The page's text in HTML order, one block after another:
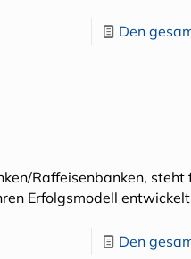
Den
Raffeisenbanken, steht
Erfolgsmodell
Den